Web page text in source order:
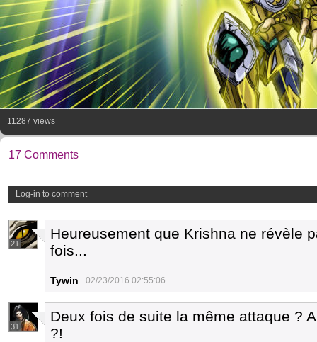
11287 views
17 Comments
Log-in to comment
21
Heureusement que Krishna ne révèle
fois...
Tywin 02/23/2016 02:55:06
31
Deux fois de suite la même attaque ?
?!